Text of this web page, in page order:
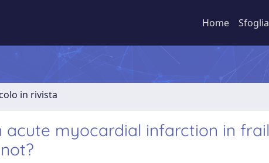
Home Sfoglia
in rivista
acute myocardial infarction in frail